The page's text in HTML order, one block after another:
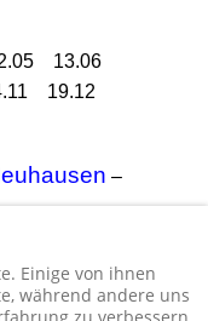
13.06
19.12
–
Einige von ihnen
während andere uns